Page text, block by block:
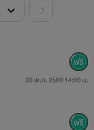
30 พ.ค. 2569 14:00 น.